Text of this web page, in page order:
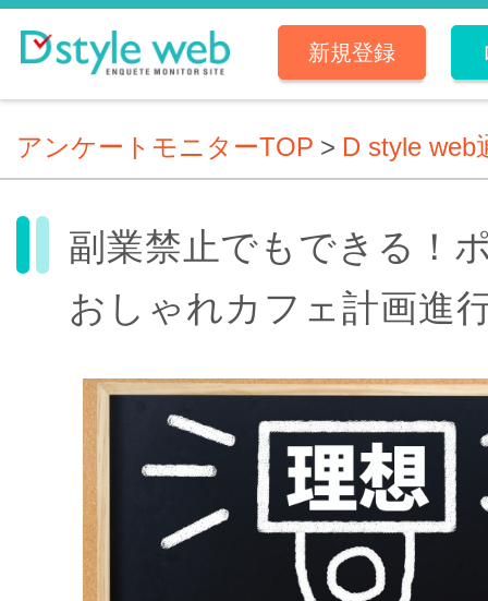
新規登録
アンケートモニターTOP > D style web
副業禁止でもできる！
おしゃれカフェ計画進